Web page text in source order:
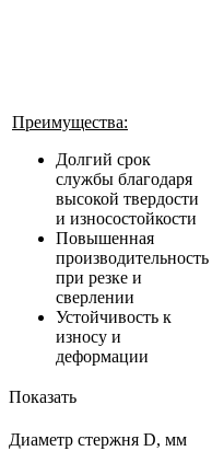
Преимущества:
Долгий срок
службы благодаря
высокой твердости
и износостойкости
Повышенная
производительность
при резке и
сверлении
Устойчивость к
износу и
деформации
Показать
Диаметр стержня D, мм